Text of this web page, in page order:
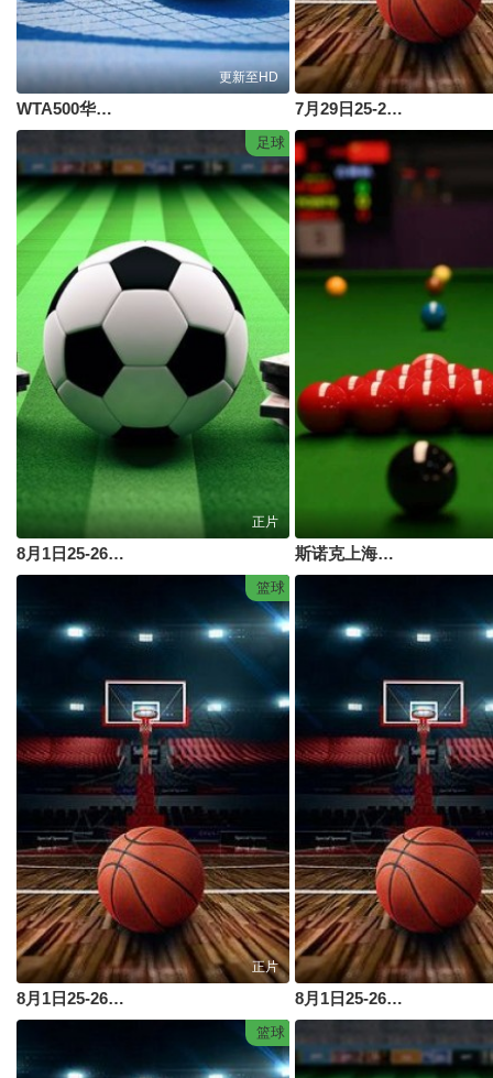
更新至HD
WTA500华盛顿站女单第二轮：费尔南德斯VS伊埃拉 7月29日25-26赛季浙BA 诸暨98VS64越城
足球
正片
8月1日25-26赛季中乙联赛 大连英博B队VS上海海港B队 斯诺克上海大师赛四分之一决赛：赵心童VS尼尔·罗伯逊
篮球
正片
8月1日25-26赛季桂BA 柳州市VS百色市 8月1日25-26赛季桂BA 梧州市VS桂林市
篮球